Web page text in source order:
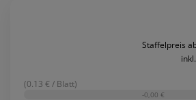
Staffelpreis
(0.13 € / Blatt)
-0,00 €